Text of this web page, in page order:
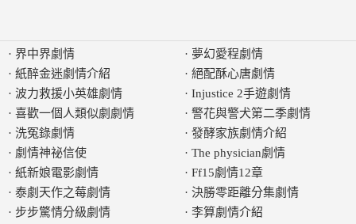
· 界中界劇情
· 紙醉金迷劇情介紹
· 波力救援小英雄劇情
· 喜歡一個人類似劇劇情
· 洗冤錄劇情
· 劇情神祕信使
· 紙新娘電影劇情
· 泰劇天作之莓劇情
· 步步驚情分級劇情
· 夢幻愛程劇情
· 絕配酥心唐劇情
· Injustice 2手遊劇情
· 警花與警犬第二季劇情
· 發酵家族劇情介紹
· The physician劇情
· Ff15劇情12章
· 決勝零距離分集劇情
· 李算劇情介紹